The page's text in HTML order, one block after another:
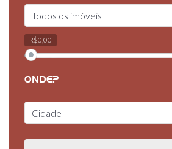
R$0,00
ONDE?